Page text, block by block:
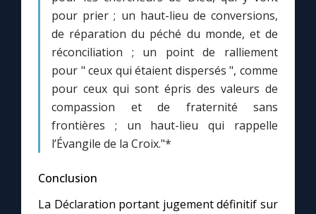
pour prier ; un haut-lieu de conversions,
de réparation du péché du monde, et de
réconciliation ; un point de ralliement
pour " ceux qui étaient dispersés ", comme
pour ceux qui sont épris des valeurs de
compassion et de fraternité sans
frontières ; un haut-lieu qui rappelle
l’Évangile de la Croix."*
Conclusion
La Déclaration portant jugement définitif sur